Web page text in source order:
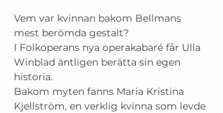
Vem var kvinnan bakom Bellmans
mest berömda gestalt?
I Folkoperans nya operakabaré får Ulla
Winblad äntligen berätta sin egen
historia.
Bakom myten fanns Maria Kristina
Kjellström, en verklig kvinna som levde